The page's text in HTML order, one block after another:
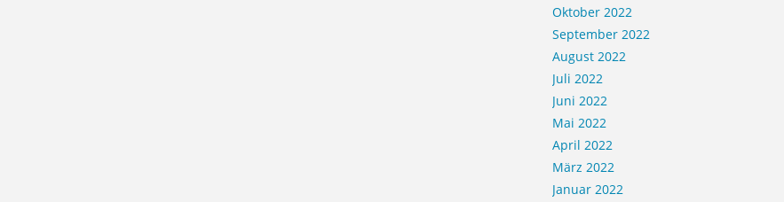
Oktober 2022
September 2022
August 2022
Juli 2022
Juni 2022
Mai 2022
April 2022
März 2022
Januar 2022